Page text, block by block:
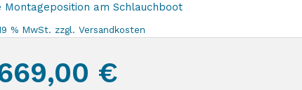
Montageposition am Schlauchboot
% MwSt. zzgl. Versandkosten
€